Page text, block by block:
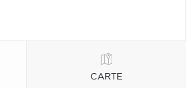
CARTE